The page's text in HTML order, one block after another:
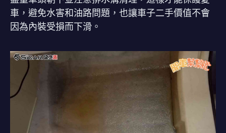
車，避免水害和油路問題，也讓車子二手價值不會
因為內裝受損而下滑。